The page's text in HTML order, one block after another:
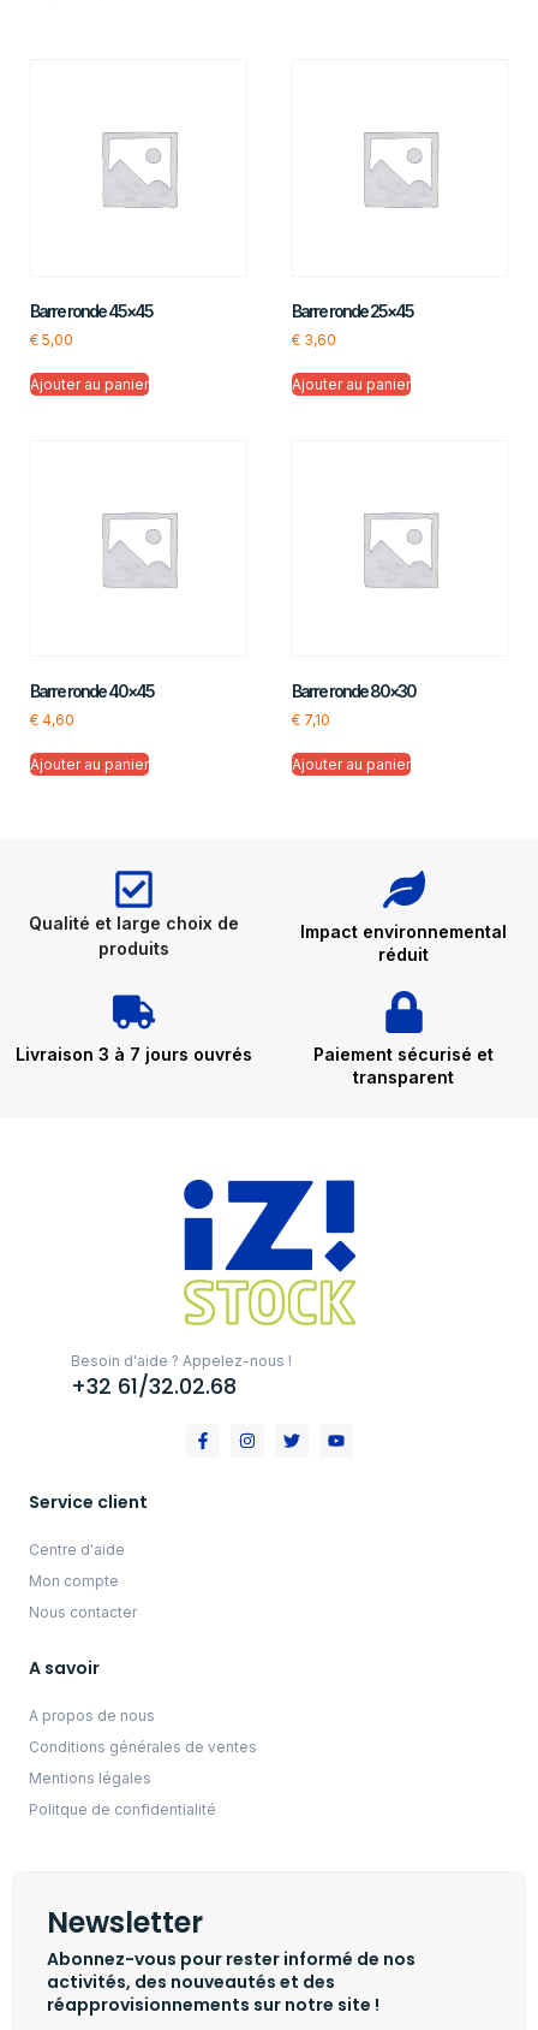
Barre ronde 45×45
€ 5,00
Ajouter au panier
Barre ronde 25×45
€3,60
Ajouter au panier
Barre ronde 40×45
€ 4,60
Ajouter au panier
Barre ronde 80×30
€7,10
Ajouter au panier
Qualité et large choix de
produits
Impact environnemental
réduit
Livraison 3 à 7 jours ouvrés
Paiement sécurisé et
transparent
Besoin d'aide ? Appelez-nous !
+32 61/32.02.68
Service client
Centre d'aide
Mon compte
Nous contacter
A savoir
A propos de nous
Conditions générales de ventes
Mentions légales
Politque de confidentialité
Newsletter
Abonnez-vous pour rester informé de nos
activités, des nouveautés et des
réapprovisionnements sur notre site !